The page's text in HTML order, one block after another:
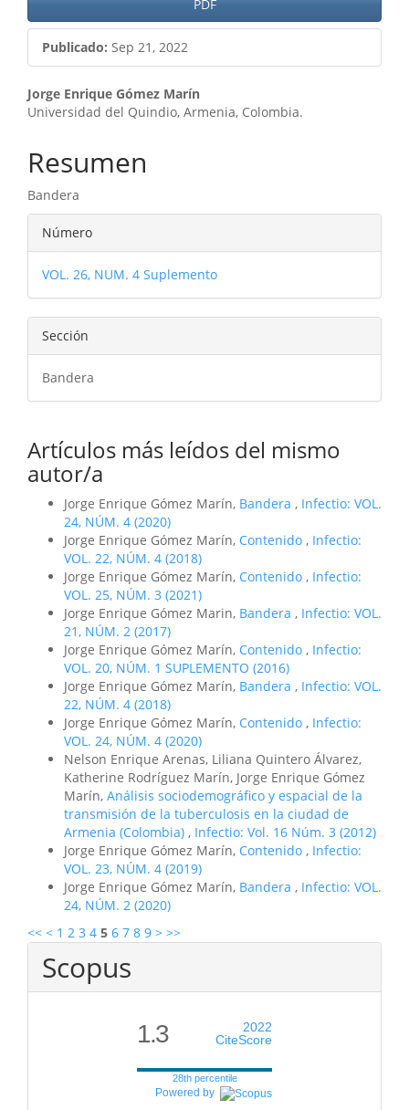
PDF
Publicado: Sep 21, 2022
Contenido
principal
del
artículo
Jorge Enrique Gómez Marín
Universidad del Quindio, Armenia, Colombia.
Resumen
Bandera
Detalles
del
artículo
Número
VOL. 26, NUM. 4 Suplemento
Sección
Bandera
Artículos más leídos del mismo
autor/a
Jorge Enrique Gómez Marín, Bandera , Infectio: VOL.
24, NÚM. 4 (2020)
Jorge Enrique Gómez Marín, Contenido , Infectio:
VOL. 22, NÚM. 4 (2018)
Jorge Enrique Gómez Marín, Contenido , Infectio:
VOL. 25, NÚM. 3 (2021)
Jorge Enrique Gómez Marin, Bandera , Infectio: VOL.
21, NÚM. 2 (2017)
Jorge Enrique Gómez Marín, Contenido , Infectio:
VOL. 20, NÚM. 1 SUPLEMENTO (2016)
Jorge Enrique Gómez Marín, Bandera , Infectio: VOL.
22, NÚM. 4 (2018)
Jorge Enrique Gómez Marín, Contenido , Infectio:
VOL. 24, NÚM. 4 (2020)
Nelson Enrique Arenas, Liliana Quintero Álvarez,
Katherine Rodríguez Marín, Jorge Enrique Gómez
Marín, Análisis sociodemográfico y espacial de la
transmisión de la tuberculosis en la ciudad de
Armenia (Colombia) , Infectio: Vol. 16 Núm. 3 (2012)
Jorge Enrique Gómez Marín, Contenido , Infectio:
VOL. 23, NÚM. 4 (2019)
Jorge Enrique Gómez Marín, Bandera , Infectio: VOL.
24, NÚM. 2 (2020)
<< < 1 2 3 4 5 6 7 8 9 > >>
Scopus
1.3
2022
CiteScore
28th percentile
Powered by